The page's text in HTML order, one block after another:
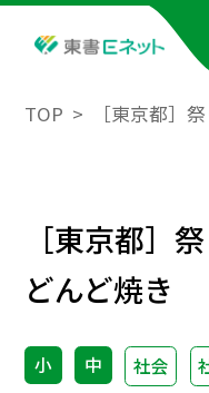
TOP ［東京都］
［東京都］
どんど焼き
小 中 社会